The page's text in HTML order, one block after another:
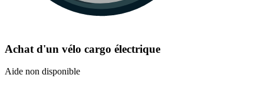
Achat d'un vélo cargo électrique
Aide non disponible